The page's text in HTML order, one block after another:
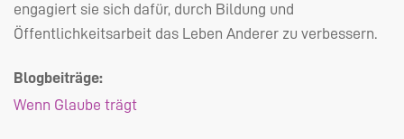
engagiert sie sich dafür, durch Bildung und
Öffentlichkeitsarbeit das Leben Anderer zu verbessern.
Blogbeiträge:
Wenn Glaube trägt